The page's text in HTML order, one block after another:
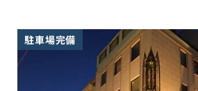
駐車場完備